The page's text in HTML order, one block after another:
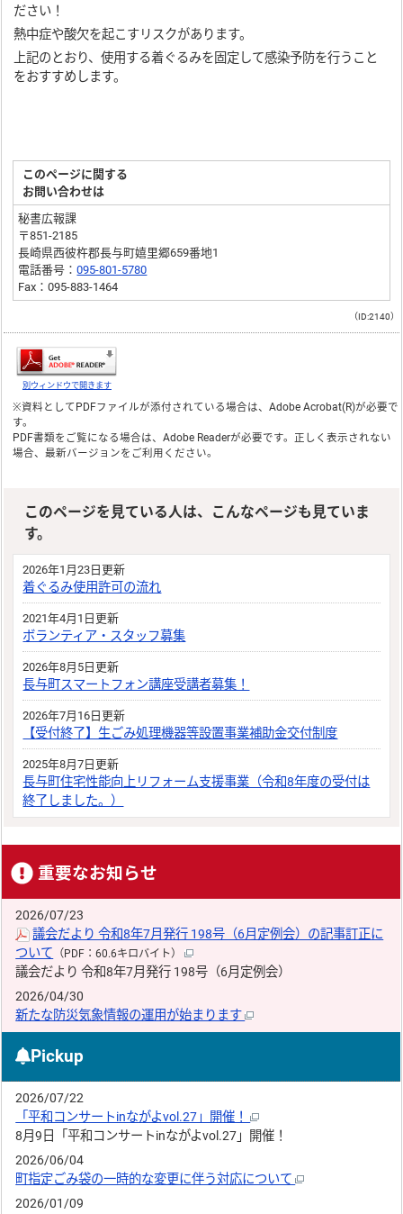
ださい！
熱中症や酸欠を起こすリスクがあります。
上記のとおり、使用する着ぐるみを固定して感染予防を行うこと
をおすすめします。
このページに関する
お問い合わせは
秘書広報課
〒851-2185
長崎県西彼杵郡長与町嬉里郷659番地1
電話番号：095-801-5780
Fax：095-883-1464
（ID:2140）
別ウィンドウで開きます
※資料としてPDFファイルが添付されている場合は、Adobe Acrobat(R)が必要で
す。
PDF書類をご覧になる場合は、Adobe Readerが必要です。正しく表示されない
場合、最新バージョンをご利用ください。
このページを見ている人は、こんなページも見ていま
す。
2026年1月23日更新
着ぐるみ使用許可の流れ
2021年4月1日更新
ボランティア・スタッフ募集
2026年8月5日更新
長与町スマートフォン講座受講者募集！
2026年7月16日更新
【受付終了】生ごみ処理機器等設置事業補助金交付制度
2025年8月7日更新
長与町住宅性能向上リフォーム支援事業（令和8年度の受付は
終了しました。）
重要なお知らせ
2026/07/23
議会だより 令和8年7月発行 198号（6月定例会）の記事訂正に
ついて （PDF：60.6キロバイト）
議会だより 令和8年7月発行 198号（6月定例会）
2026/04/30
新たな防災気象情報の運用が始まります
Pickup
2026/07/22
「平和コンサートinながよvol.27」開催！
8月9日「平和コンサートinながよvol.27」開催！
2026/06/04
町指定ごみ袋の一時的な変更に伴う対応について
2026/01/09